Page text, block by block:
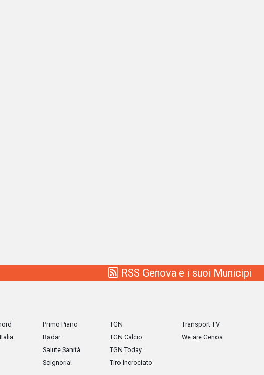
RSS Genova e i suoi Municipi
Primo Piano
Radar
Salute Sanità
Scignoria!
TGN
TGN Calcio
TGN Today
Tiro Incrociato
Transport TV
We are Genoa